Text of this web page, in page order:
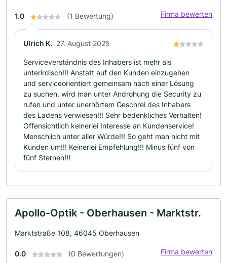
1.0 (1 Bewertung) Firma bewerten
Ulrich K. 27. August 2025
Serviceverständnis des Inhabers ist mehr als
unterirdisch!!! Anstatt auf den Kunden einzugehen
und serviceorientiert gemeinsam nach einer Lösung
zu suchen, wird man unter Androhung die Security zu
rufen und unter unerhörtem Geschrei des Inhabers
des Ladens verwiesen!!! Sehr bedenkliches Verhalten!
Offensichtlich keinerlei Interesse an Kundenservice!
Menschlich unter aller Würde!!! So geht man nicht mit
Kunden um!!! Keinerlei Empfehlung!!! Minus fünf von
fünf Sternen!!!
Apollo-Optik - Oberhausen - Marktstr.
Marktstraße 108, 46045 Oberhausen
0.0 (0 Bewertungen) Firma bewerten